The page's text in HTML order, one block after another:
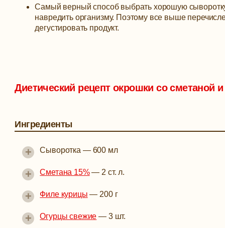
Самый верный способ выбрать хорошую
навредить организму. Поэтому все выше
дегустировать продукт.
Диетический рецепт окрошки со сметаной
Ингредиенты
Сыворотка — 600 мл
+
Сметана 15%— 2 ст. л.
+
Филе курицы — 200 г
+
Огурцы свежие — 3 шт.
+